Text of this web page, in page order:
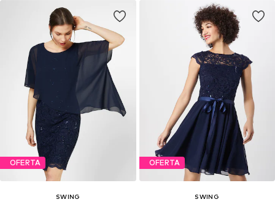
OFERTA
SWING
OFERTA
SWING